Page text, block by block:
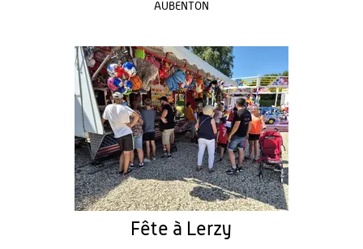
AUBENTON
Fête à Lerzy